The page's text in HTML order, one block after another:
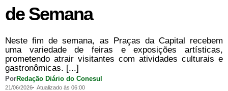
de Semana
Neste fim de semana, as Praças da Capital recebem
uma variedade de feiras e exposições artísticas,
prometendo atrair visitantes com atividades culturais e
gastronômicas. [...]
PorRedação Diário do Conesul
21/06/2026 Atualizado às 06:00